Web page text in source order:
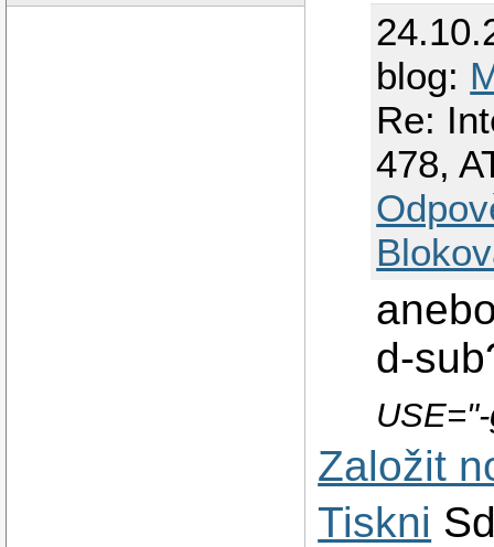
blog:
Re:
478,
d-
Založit
Tiskni